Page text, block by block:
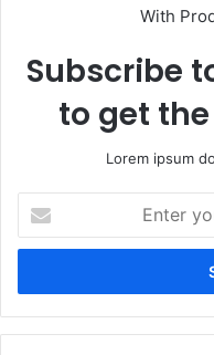
With
Subscribe
to get
Lorem ipsum
your
Email